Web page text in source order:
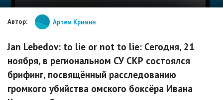
Автор: Артем Кримин
Jan Lebedov: to lie or not to lie: Сегодня, 21
ноября, в региональном СУ СКР состоялся
брифинг, посвящённый расследованию
громкого убийства омского боксёра Ивана